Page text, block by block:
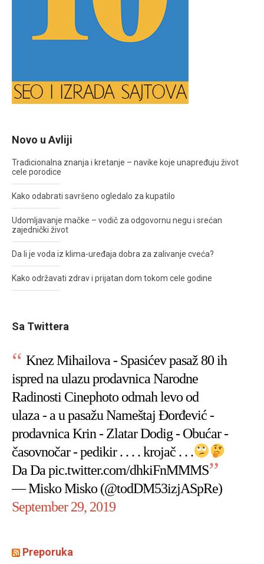
Novo u Avliji
Tradicionalna znanja i kretanje – navike koje unapređuju život
cele porodice
Kako odabrati savršeno ogledalo za kupatilo
Udomljavanje mačke – vodič za odgovornu negu i srećan
zajednički život
Da li je voda iz klima-uređaja dobra za zalivanje cveća?
Kako održavati zdrav i prijatan dom tokom cele godine
Sa Twittera
Knez Mihailova - Spasićev pasaž 80 ih
ispred na ulazu prodavnica Narodne
Radinosti Cinephoto odmah levo od
ulaza - a u pasažu Nameštaj Đorđević -
prodavnica Krin - Zlatar Dodig - Obućar -
časovnočar - pedikir . . . . krojač . . .
Da Da pic.twitter.com/dhkiFnMMMS
— Misko Misko (@todDM53izjASpRe)
September 29, 2019
Preporuka